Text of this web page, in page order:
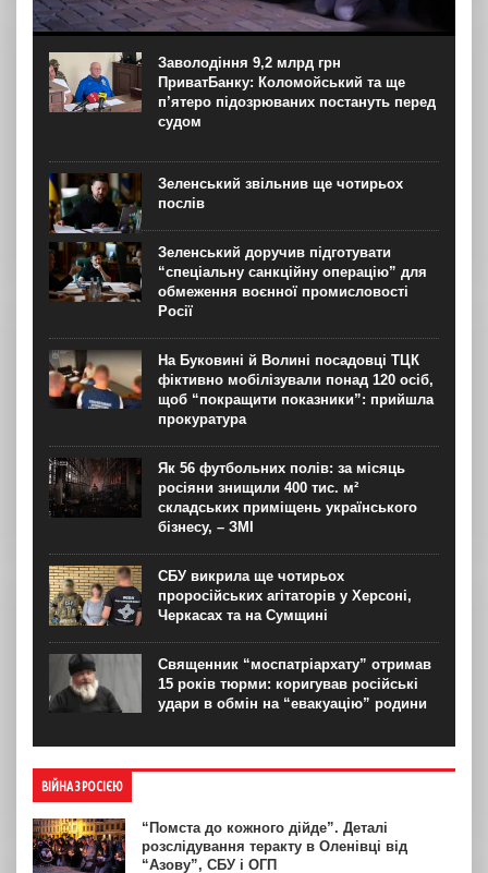
автор: Наталія Терамае 28 липня рідні вцілілих
“азовців” в Оленівці виступили із шокуючою заявою.
Мовляв, списки полонених у “бараці 200”, де стався
вибух, укладав полонений представник корпусу. Заява...
Заволодіння 9,2 млрд грн
ПриватБанку: Коломойський та ще
п’ятеро підозрюваних постануть перед
судом
Зеленський звільнив ще чотирьох
послів
Зеленський доручив підготувати
“спеціальну санкційну операцію” для
обмеження воєнної промисловості
Росії
На Буковині й Волині посадовці ТЦК
фіктивно мобілізували понад 120 осіб,
щоб “покращити показники”: прийшла
прокуратура
Як 56 футбольних полів: за місяць
росіяни знищили 400 тис. м²
складських приміщень українського
бізнесу, – ЗМІ
СБУ викрила ще чотирьох
проросійських агітаторів у Херсоні,
Черкасах та на Сумщині
Священник “моспатріархату” отримав
15 років тюрми: коригував російські
удари в обмін на “евакуацію” родини
ВІЙНА З РОСІЄЮ
“Помста до кожного дійде”. Деталі
розслідування теракту в Оленівці від
“Азову”, СБУ і ОГП